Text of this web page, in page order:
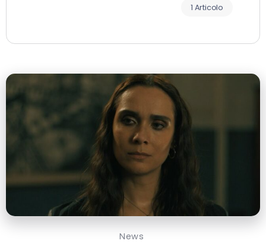
1 Articolo
News